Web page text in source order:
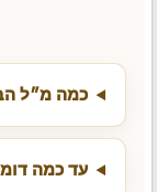
כמה מ״ל
עד כמה